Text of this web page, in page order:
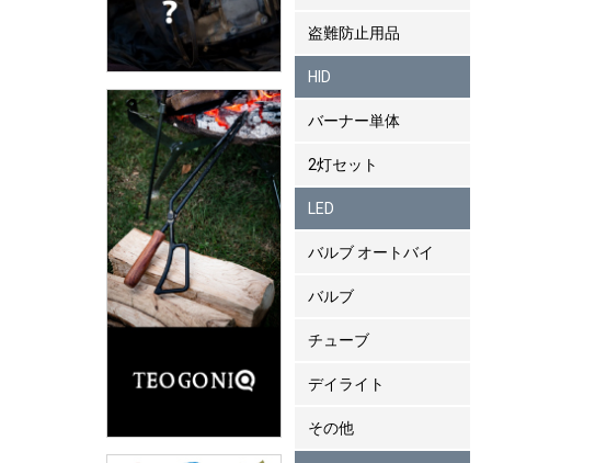
盗難防止用品
HID
バーナー単体
2灯セット
LED
バルブ オートバイ
バルブ
チューブ
デイライト
その他